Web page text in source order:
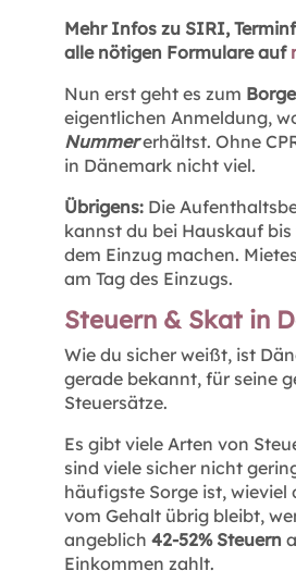
Mehr Infos zu SIRI,
alle nötigen Formulare auf
Nun erst geht es zum
eigentlichen Anmeldung,
Nummererhältst. Ohne
in Dänemark nicht viel.
Übrigens: Die
kannst du bei Hauskauf bis
dem Einzug machen.
am Tag des Einzugs.
Steuern & Skat in
Wie du sicher weißt, ist
gerade bekannt, für seine
Steuersätze.
Es gibt viele Arten von
sind viele sicher nicht
häufigste Sorge ist, wieviel
vom Gehalt übrig bleibt,
angeblich42-52% Steuern
Einkommen zahlt.